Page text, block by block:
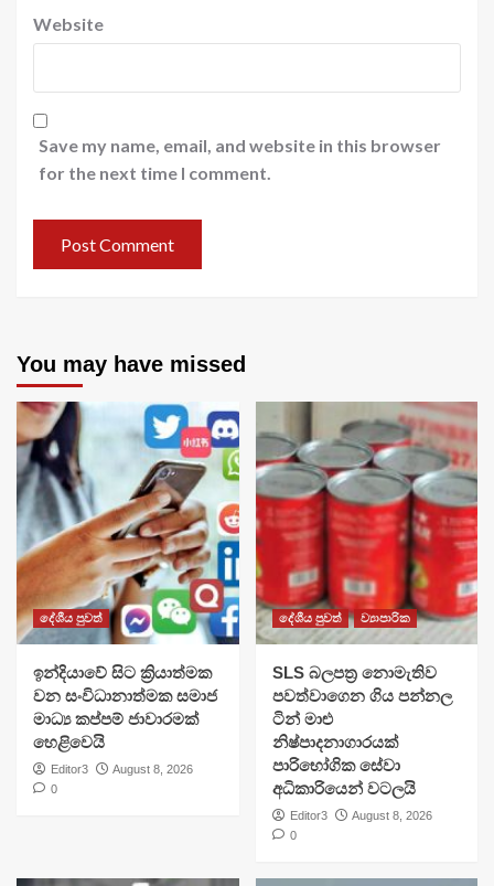
Website
Save my name, email, and website in this browser
for the next time I comment.
You may have missed
දේශීය පුවත්
​ඉන්දියාවේ සිට ක්‍රියාත්මක
වන සංවිධානාත්මක සමාජ
මාධ්‍ය කප්පම් ජාවාරමක්
හෙළිවෙයි
Editor3
August 8, 2026
0
දේශීය පුවත් ව්‍යාපාරික
SLS බලපත්‍ර නොමැතිව
පවත්වාගෙන ගිය පන්නල
ටින් මාළු
නිෂ්පාදනාගාරයක්
පාරිභෝගික සේවා
අධිකාරියෙන් වටලයි
Editor3
August 8, 2026
0